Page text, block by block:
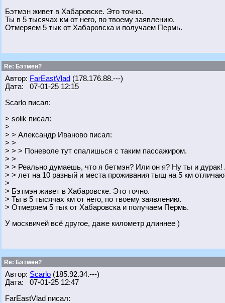
Бэтмэн живет в Хабаровске. Это точно.
Ты в 5 тысячах км от него, по твоему заявлению.
Отмеряем 5 тык от Хабаровска и получаем Пермь.
Re: Бэтмен?
Автор: FarEastVlad (178.176.88.---)
Дата: 07-01-25 12:15
Scarlo писал:
> solik писал:
>
> > Александр Иваново писал:
> >
> > > Поневоле тут спалишься с таким пассажиром.
> >
> > Реально думаешь, что я бетмэн? Или он я? Ну ты и дурак!
> > лет на 10 разный и места проживания тыщ на 5 км
>
> Бэтмэн живет в Хабаровске. Это точно.
> Ты в 5 тысячах км от него, по твоему заявлению.
> Отмеряем 5 тык от Хабаровска и получаем Пермь.
У москвичей всё другое, даже километр длиннее )
Re: Бэтмен?
Автор: Scarlo (185.92.34.---)
Дата: 07-01-25 12:47
FarEastVlad писал: